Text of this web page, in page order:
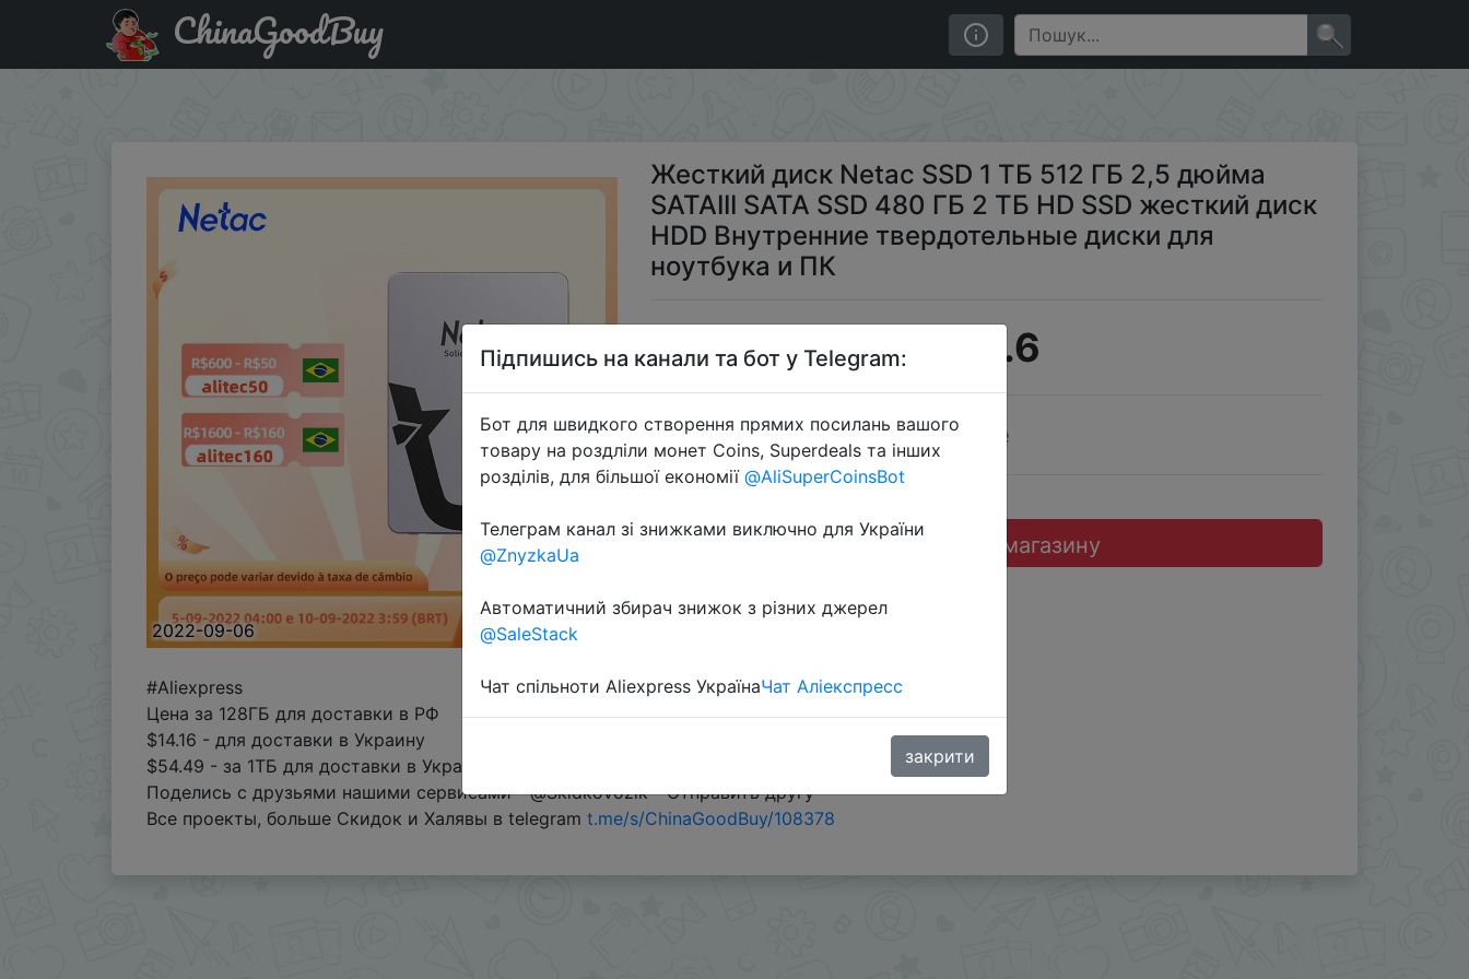
Купити на розпродажі Жесткий диск Netac SSD 1 ТБ 512 ГБ 2,5 дюйма SATAIII SATA SSD 480 ГБ 2 ТБ HD SSD жесткий диск HDD Внутренние твердотельные диски для
ноутбука и ПК
ChinaGoodBuy
2022-09-06
Жесткий диск Netac SSD 1 ТБ 512 ГБ 2,5 дюйма
SATAIII SATA SSD 480 ГБ 2 ТБ HD SSD жесткий диск
HDD Внутренние твердотельные диски для
ноутбука и ПК
$13.6
Sale
Перейти до магазину
#Aliexpress
Цена за 128ГБ для доставки в РФ
$14.16 - для доставки в Украину
$54.49 - за 1ТБ для доставки в Украину с учетом промокода TECHS5
Поделись с друзьями нашими сервисами - @Skidkovozik - Отправить другу
Все проекты, больше Скидок и Халявы в telegram t.me/s/ChinaGoodBuy/108378
Підпишись на канали та бот у Telegram:
Бот для швидкого створення прямих посилань вашого
товару на роздліли монет Coins, Superdeals та інших
розділів, для більшої економії @AliSuperCoinsBot
Телеграм канал зі знижками виключно для України
@ZnyzkaUa
Автоматичний збирач знижок з різних джерел
@SaleStack
Чат спільноти Aliexpress УкраїнаЧат Аліекспресс
закрити